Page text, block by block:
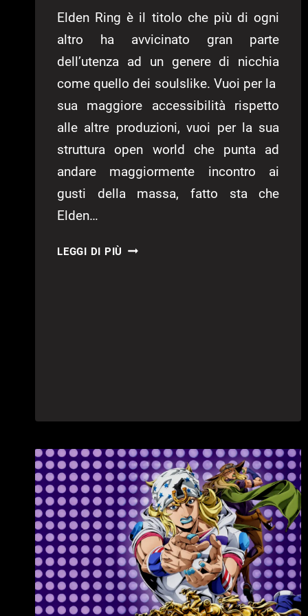
Elden Ring è il titolo che più di ogni
altro ha avvicinato gran parte
dell’utenza ad un genere di nicchia
come quello dei soulslike. Vuoi per la
sua maggiore accessibilità rispetto
alle altre produzioni, vuoi per la sua
struttura open world che punta ad
andare maggiormente incontro ai
gusti della massa, fatto sta che
Elden…
LEGGI DI PIÙ ELDEN